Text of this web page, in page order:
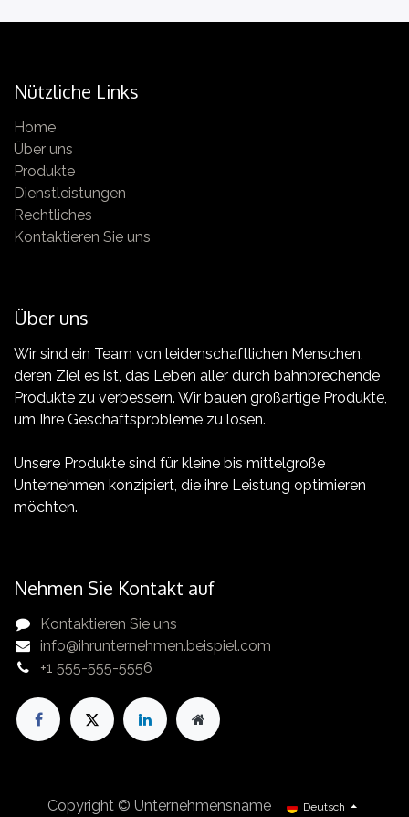
Empieza hoy a mejorar la producción
Nützliche Links
Home
Über uns
Produkte
Dienstleistungen
Rechtliches
Kontaktieren Sie uns
Über uns
Wir sind ein Team von leidenschaftlichen Menschen,
deren Ziel es ist, das Leben aller durch bahnbrechende
Produkte zu verbessern. Wir bauen großartige Produkte,
um Ihre Geschäftsprobleme zu lösen.
Unsere Produkte sind für kleine bis mittelgroße
Unternehmen konzipiert, die ihre Leistung optimieren
möchten.
Nehmen Sie Kontakt auf
Kontaktieren Sie uns
info@ihrunternehmen.beispiel.com
+1 555-555-5556
Copyright © Unternehmensname Deutsch